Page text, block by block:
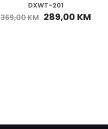
DXWT-201
369,00KM 289,00 KM